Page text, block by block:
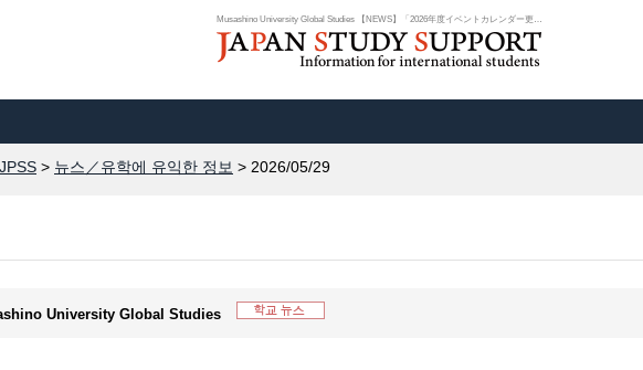
Musashino University Global Studies 【NEWS】「2026年度イベントカレンダー更新...
> 뉴스／유학에 유익한 정보 > 2026/05/29
University Global Studies